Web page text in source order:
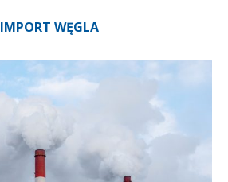
IMPORT WĘGLA